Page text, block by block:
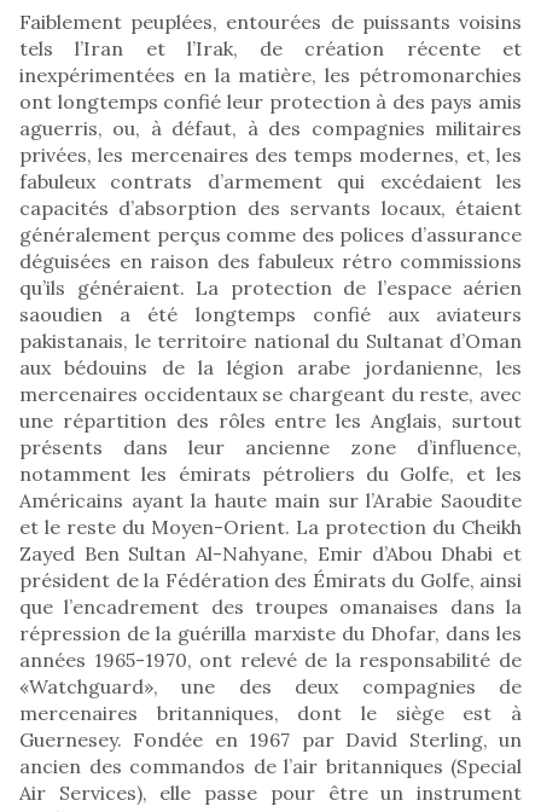
Faiblement peuplées, entourées de puissants voisins
tels l’Iran et l’Irak, de création récente et
inexpérimentées en la matière, les pétromonarchies
ont longtemps confié leur protection à des pays amis
aguerris, ou, à défaut, à des compagnies militaires
privées, les mercenaires des temps modernes, et, les
fabuleux contrats d’armement qui excédaient les
capacités d’absorption des servants locaux, étaient
généralement perçus comme des polices d’assurance
déguisées en raison des fabuleux rétro commissions
qu’ils généraient. La protection de l’espace aérien
saoudien a été longtemps confié aux aviateurs
pakistanais, le territoire national du Sultanat d’Oman
aux bédouins de la légion arabe jordanienne, les
mercenaires occidentaux se chargeant du reste, avec
une répartition des rôles entre les Anglais, surtout
présents dans leur ancienne zone d’influence,
notamment les émirats pétroliers du Golfe, et les
Américains ayant la haute main sur l’Arabie Saoudite
et le reste du Moyen-Orient. La protection du Cheikh
Zayed Ben Sultan Al-Nahyane, Emir d’Abou Dhabi et
président de la Fédération des Émirats du Golfe, ainsi
que l’encadrement des troupes omanaises dans la
répression de la guérilla marxiste du Dhofar, dans les
années 1965-1970, ont relevé de la responsabilité de
«Watchguard», une des deux compagnies de
mercenaires britanniques, dont le siège est à
Guernesey. Fondée en 1967 par David Sterling, un
ancien des commandos de l’air britanniques (Special
Air Services), elle passe pour être un instrument